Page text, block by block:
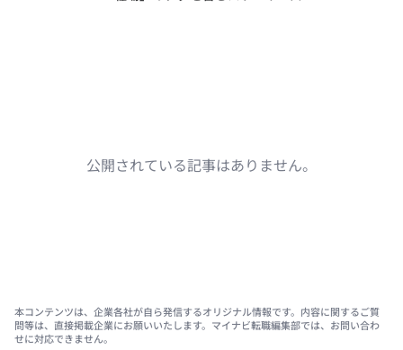
公開されている記事はありません。
本コンテンツは、企業各社が自ら発信するオリジナル情報です。内容に関するご質
問等は、直接掲載企業にお願いいたします。マイナビ転職編集部では、お問い合わ
せに対応できません。